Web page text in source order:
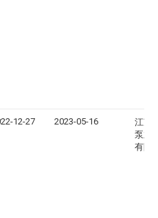
12-27 2023-05-16
江苏
泵业
有限